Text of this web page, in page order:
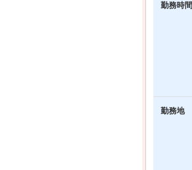
勤務時間
勤務地